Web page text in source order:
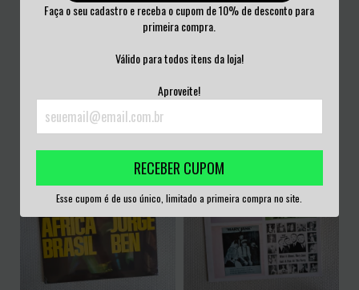
Faça o seu cadastro e receba o cupom de 10% de desconto para
primeira compra.
Válido para todos itens da loja!
Aproveite!
RECEBER CUPOM
Esse cupom é de uso único, limitado a primeira compra no site.
R$300,00